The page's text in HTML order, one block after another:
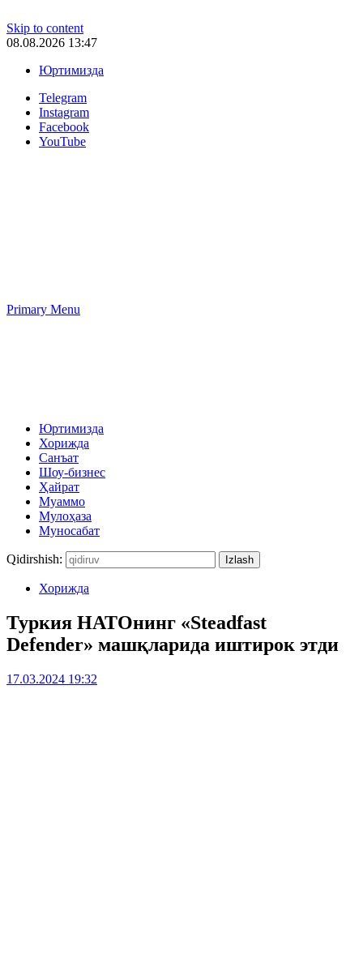
Skip to content
08.08.2026 13:47
Юртимизда
Telegram
Instagram
Facebook
YouTube
Primary Menu
Юртимизда
Хорижда
Санъат
Шоу-бизнес
Ҳайрат
Муаммо
Мулоҳаза
Муносабат
Qidirshish:
Хорижда
Туркия НАТОнинг «Steadfast
Defender» машқларида иштирок этди
17.03.2024 19:32